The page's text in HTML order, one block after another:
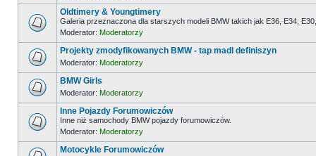
Oldtimery & Youngtimery
Galeria przeznaczona dla starszych modeli BMW takich jak E36, E34,
Moderator: Moderatorzy
Projekty zmodyfikowanych BMW - tap madl definiszyn
Moderator: Moderatorzy
BMW Girls
Moderator: Moderatorzy
Inne Pojazdy Forumowiczów
Inne niż samochody BMW pojazdy forumowiczów.
Moderator: Moderatorzy
Motocykle Forumowiczów